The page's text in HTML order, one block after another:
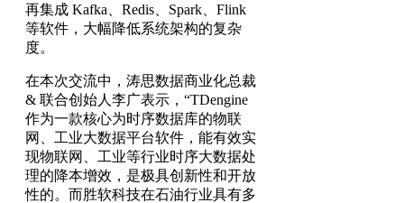
再集成 Kafka、Redis、Spark、Flink
等软件，大幅降低系统架构的复杂
度。
在本次交流中，涛思数据商业化总裁
& 联合创始人李广表示，“TDengine
作为一款核心为时序数据库的物联
网、工业大数据平台软件，能有效实
现物联网、工业等行业时序大数据处
理的降本增效，是极具创新性和开放
性的。而胜软科技在石油行业具有多